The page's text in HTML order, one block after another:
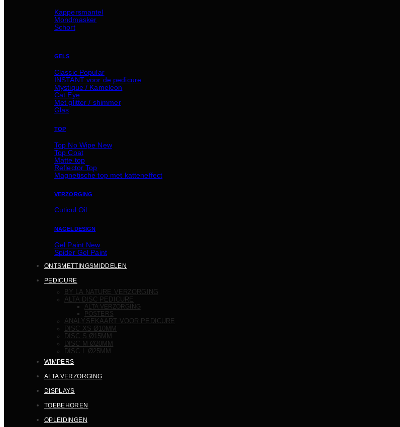
Kappersmantel
Mondmasker
Schort
GELS
Classic
INSTANT voor de pedicure
Mystique / Kameleon
Cat Eye
Met glitter / shimmer
Glas
TOP
Top No Wipe
Top Coat
Matte top
Reflector Top
Magnetische top met katteneffect
VERZORGING
Cuticul Oil
NAGELDESIGN
Gel Paint
Spider Gel Paint
ONTSMETTINGSMIDDELEN
PEDICURE
BY LA NATURE VERZORGING
ALTA DISC PEDICURE
ALTA VERZORGING
POSTERS
ANALYSEKAART VOOR PEDICURE
DISC XS Ø10MM
DISC S Ø15MM
DISC M Ø20MM
DISC L Ø25MM
WIMPERS
ALTA VERZORGING
DISPLAYS
TOEBEHOREN
OPLEIDINGEN